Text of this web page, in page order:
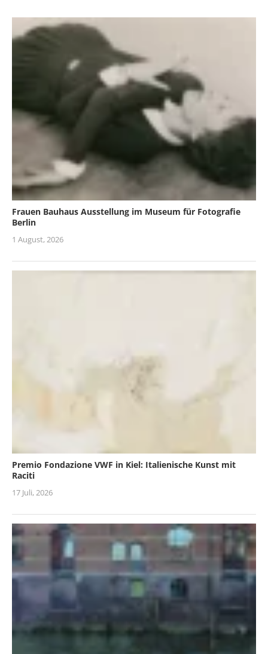
Frauen Bauhaus Ausstellung im Museum für Fotografie
Berlin
1 August, 2026
Premio Fondazione VWF in Kiel: Italienische Kunst mit
Raciti
17 Juli, 2026